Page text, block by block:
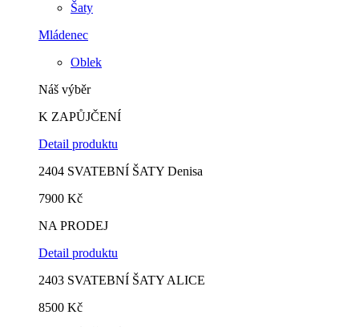
Šaty
Mládenec
Oblek
Náš výběr
K ZAPŮJČENÍ
Detail produktu
2404 SVATEBNÍ ŠATY Denisa
7900 Kč
NA PRODEJ
Detail produktu
2403 SVATEBNÍ ŠATY ALICE
8500 Kč